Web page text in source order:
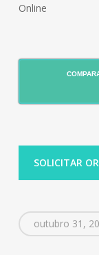
Online
SOLICITAR
outubro 31,